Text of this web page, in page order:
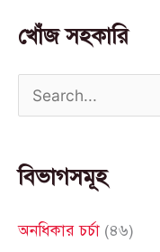
খোঁজ সহকারি
a
r
c
বিভাগসমূহ
অনধিকার চর্চা (৪৬)